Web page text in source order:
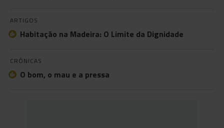
ARTIGOS
Habitação na Madeira: O Limite da Dignidade
CRÓNICAS
O bom, o mau e a pressa